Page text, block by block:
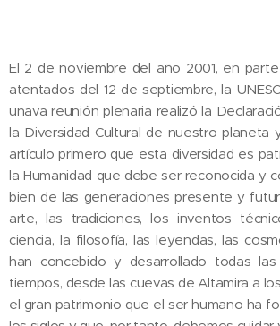
El 2 de noviembre del año 2001, en
atentados del 12 de septiembre, la
unava reunión plenaria realizó la
la Diversidad Cultural de nuestro planeta
artículo primero que esta diversidad es
la Humanidad que debe ser reconocida y
bien de las generaciones presente y
arte, las tradiciones, los inventos
ciencia, la filosofía, las leyendas, las
han concebido y desarrollado todas
tiempos, desde las cuevas de Altamira a
el gran patrimonio que el ser humano ha